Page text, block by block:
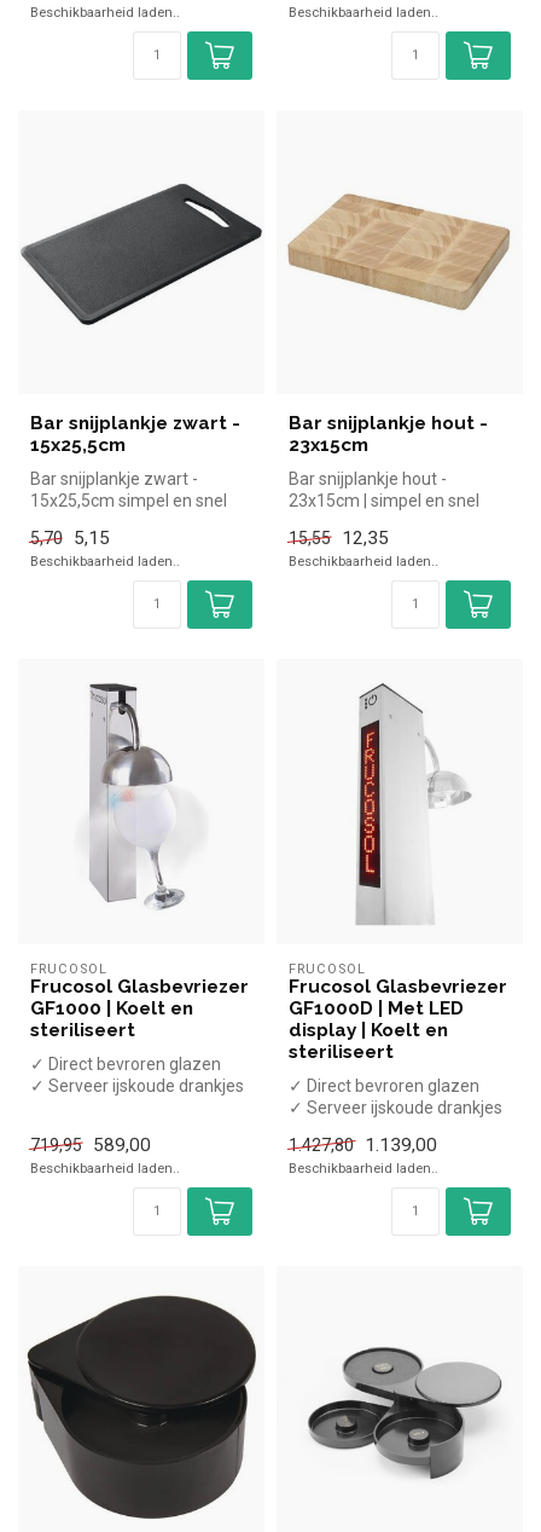
Beschikbaarheid laden.. Beschikbaarheid laden..
Bar snijplankje zwart -
15x25,5cm
Bar snijplankje zwart -
15x25,5cm simpel en snel
Overzi...
5,70 5,15
Beschikbaarheid laden..
Bar snijplankje hout -
23x15cm
Bar snijplankje hout -
23x15cm | simpel en snel
Overzic...
15,55 12,35
Beschikbaarheid laden..
FRUCOSOL
Frucosol Glasbevriezer
GF1000 | Koelt en
steriliseert
✓ Direct bevroren glazen
✓ Serveer ijskoude drankjes
719,95
589,00
Beschikbaarheid laden..
FRUCOSOL
Frucosol Glasbevriezer
GF1000D | Met LED
display | Koelt en
steriliseert
✓ Direct bevroren glazen
✓ Serveer ijskoude drankjes
✓ Opzetmodel...
1.427,80 1.139,00
Beschikbaarheid laden..